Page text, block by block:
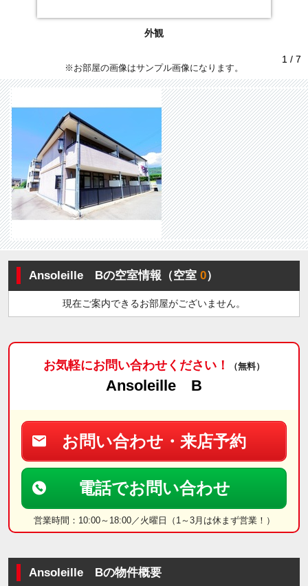
外観
1 / 7
※お部屋の画像はサンプル画像になります。
Ansoleille Bの空室情報（空室0）
現在ご案内できるお部屋がございません。
お気軽にお問い合わせください！ （無料）
Ansoleille B
お問い合わせ・来店予約
電話でお問い合わせ
営業時間：10:00～18:00／火曜日（1～3月は休まず営業！）
Ansoleille Bの物件概要